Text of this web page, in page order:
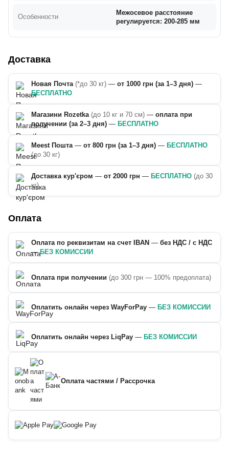
Особенности
Межосевое расстояние
регулируется: 200-285 мм
Доставка
Новая Почта (*до 30 кг) — от 1000 грн (за 1–3 дня) —
БЕСПЛАТНО
Магазини Rozetka (до 10 кг и 70 см) — оплата при
получении (за 2–3 дня) — БЕСПЛАТНО
Meest Пошта — от 800 грн (за 1–3 дня) — БЕСПЛАТНО
(до 30 кг)
Доставка кур'єром — от 2000 грн — БЕСПЛАТНО (до 30
кг)
Оплата
Оплата по реквизитам на счет IBAN — без НДС / с НДС
—БЕЗ КОМИССИИ
Оплата при получении (до 300 грн — 100% предоплата)
Оплатить онлайн через WayForPay — БЕЗ КОМИССИИ
Оплатить онлайн через LiqPay — БЕЗ КОМИССИИ
Оплата частями / Рассрочка